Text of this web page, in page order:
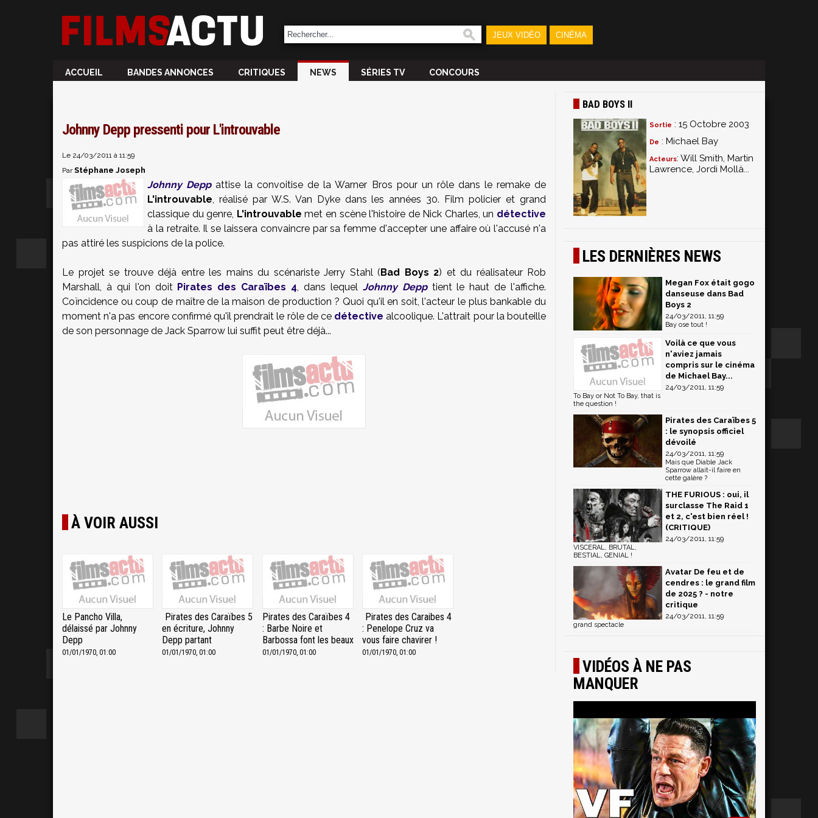
JEUX VIDÉO CINÉMA
ACCUEIL BANDES ANNONCES CRITIQUES NEWS SÉRIES TV CONCOURS
Johnny Depp pressenti pour L'introuvable
Le 24/03/2011 à 11:59
ParStéphane Joseph
Johnny Deppattise la convoitise de la Warner Bros pour un rôle dans le remake de
L'introuvable, réalisé par W.S. Van Dyke dans les années 30. Film policier et grand
classique du genre, L'introuvable met en scène l'histoire de Nick Charles, un détective
à la retraite. Il se laissera convaincre par sa femme d'accepter une affaire où l'accusé n'a
pas attiré les suspicions de la police.
Le projet se trouve déjà entre les mains du scénariste Jerry Stahl (Bad Boys 2) et du réalisateur Rob
Marshall, à qui l'on doit Pirates des Caraïbes 4, dans lequel Johnny Depptient le haut de l'affiche.
Coïncidence ou coup de maître de la maison de production ? Quoi qu'il en soit, l'acteur le plus bankable du
moment n'a pas encore confirmé qu'il prendrait le rôle de ce détective alcoolique. L'attrait pour la bouteille
de son personnage de Jack Sparrow lui suffit peut être déjà...
À VOIR AUSSI
Le Pancho Villa,
délaissé par Johnny
Depp
01/01/1970, 01:00
Pirates des Caraïbes 5
en écriture, Johnny
Depp partant
01/01/1970, 01:00
Pirates des Caraïbes 4
: Barbe Noire et
Barbossa font les beaux
01/01/1970, 01:00
Pirates des Caraibes 4
: Penelope Cruz va
vous faire chavirer !
01/01/1970, 01:00
BAD BOYS II
Sortie : 15 Octobre 2003
De : Michael Bay
Acteurs: Will Smith, Martin
Lawrence, Jordi Mollà...
LES DERNIÈRES NEWS
Megan Fox était gogo
danseuse dans Bad
Boys 2
24/03/2011, 11:59
Bay ose tout !
Voilà ce que vous
n'aviez jamais
compris sur le cinéma
de Michael Bay...
24/03/2011, 11:59
To Bay or Not To Bay, that is
the question !
Pirates des Caraïbes 5
: le synopsis officiel
dévoilé
24/03/2011, 11:59
Mais que Diable Jack
Sparrow allait-il faire en
cette galère ?
THE FURIOUS : oui, il
surclasse The Raid 1
et 2, c'est bien réel !
(CRITIQUE)
24/03/2011, 11:59
VISCERAL, BRUTAL,
BESTIAL, GENIAL !
Avatar De feu et de
cendres : le grand film
de 2025 ? - notre
critique
24/03/2011, 11:59
grand spectacle
VIDÉOS À NE PAS
MANQUER